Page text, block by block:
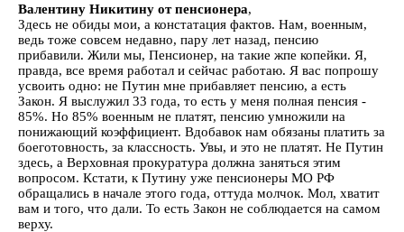
Валентину Никитину от пенсионера,
Здесь не обиды мои, а констатация фактов. Нам, военным,
ведь тоже совсем недавно, пару лет назад, пенсию
прибавили. Жили мы, Пенсионер, на такие жпе копейки. Я,
правда, все время работал и сейчас работаю. Я вас попрошу
усвоить одно: не Путин мне прибавляет пенсию, а есть
Закон. Я выслужил 33 года, то есть у меня полная пенсия -
85%. Но 85% военным не платят, пенсию умножили на
понижающий коэффициент. Вдобавок нам обязаны платить за
боеготовность, за классность. Увы, и это не платят. Не Путин
здесь, а Верховная прокуратура должна заняться этим
вопросом. Кстати, к Путину уже пенсионеры МО РФ
обращались в начале этого года, оттуда молчок. Мол, хватит
вам и того, что дали. То есть Закон не соблюдается на самом
верху.